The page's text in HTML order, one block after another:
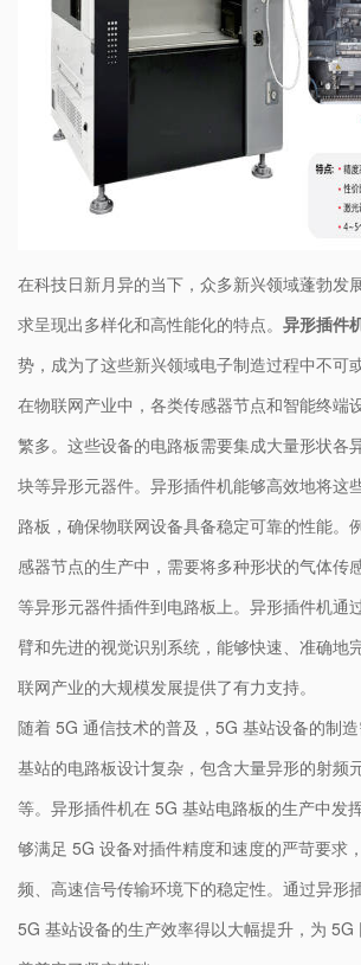
在科技日新月异的当下，众多新兴领域蓬勃发
求呈现出多样化和高性能化的特点。 异形插件
势，成为了这些新兴领域电子制造过程中不可
在物联网产业中，各类传感器节点和智能终端
繁多。这些设备的电路板需要集成大量形状各
块等异形元器件。异形插件机能够高效地将这
路板，确保物联网设备具备稳定可靠的性能。
感器节点的生产中，需要将多种形状的气体传
等异形元器件插件到电路板上。异形插件机通
臂和先进的视觉识别系统，能够快速、准确地
联网产业的大规模发展提供了有力支持。
随着 5G 通信技术的普及，5G 基站设备的制
基站的电路板设计复杂，包含大量异形的射频
等。异形插件机在 5G 基站电路板的生产中发
够满足 5G 设备对插件精度和速度的严苛要求
频、高速信号传输环境下的稳定性。通过异形
5G 基站设备的生产效率得以大幅提升，为